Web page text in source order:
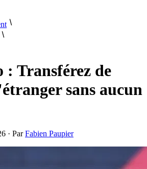
: Transférez de
sans aucun
· ParFabien Paupier